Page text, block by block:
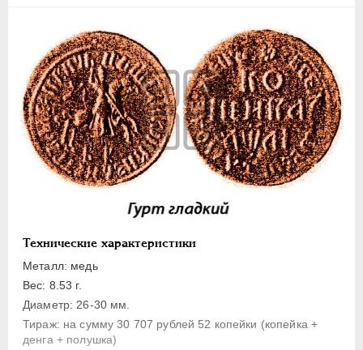
Технические характеристики
Металл: медь
Вес: 8.53 г.
Диаметр: 26-30 мм.
Тираж: на сумму 30 707 рублей 52 копейки (копейка +
денга + полушка)
Полушка
Полполушки
Пробные
Для Речи Посполитой
Монетовидные жетоны
ЕКАТЕРИНА I 1725-1727
1727-1729
АННА ИОАННОВНА 1730-1740
ИОАНН АНТОНОВИЧ
ЕЛИЗАВЕТА
ПЕТР III 1762-1762
ЕКАТЕРИНА II 1762-1796
ПАВЕЛ I 1796-1801